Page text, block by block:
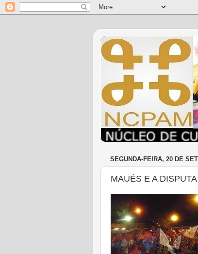
SEGUNDA-FEIRA, 20 DE
MAUÉS E A